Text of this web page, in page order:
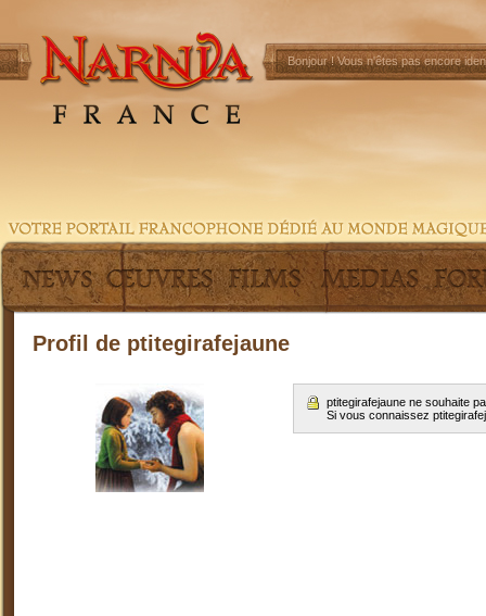
Bonjour !Vous n'êtes pas encore
Profil de ptitegirafejaune
ptitegirafejaune ne souhaite
Si vous connaissez